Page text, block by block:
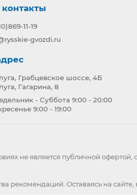
11-19
gvozdi.ru
Грабцевское шоссе, 4Б
Гагарина, 8
- Суббота 9:00 - 20:00
9:00 - 19:00
не является публичной
рекомендаций. Оставаясь на сайте,